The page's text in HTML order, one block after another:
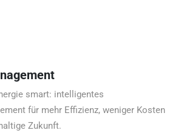
smart: intelligentes
für mehr Effizienz, weniger Kosten
Zukunft.